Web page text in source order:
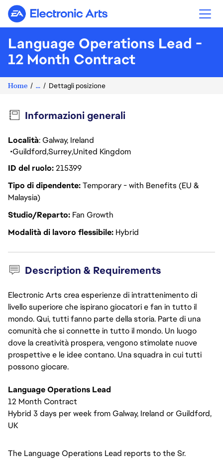
Electronic Arts
Language Operations Lead -
12 Month Contract
Home ... Dettagli posizione
Informazioni generali
Località: Galway, Ireland
GuildfordSurreyUnited Kingdom
ID del ruolo215399
Tipo di dipendenteTemporary - with Benefits (EU &
Malaysia)
Studio/Reparto Fan Growth
Modalità di lavoro flessibile Hybrid
Description & Requirements
Electronic Arts crea esperienze di intrattenimento di
livello superiore che ispirano giocatori e fan in tutto il
mondo. Qui, tutti fanno parte della storia. Parte di una
comunità che si connette in tutto il mondo. Un luogo
dove la creatività prospera, vengono stimolate nuove
prospettive e le idee contano. Una squadra in cui tutti
possono giocare.
Language Operations Lead
12 Month Contract
Hybrid 3 days per week from Galway, Ireland or Guildford,
UK
The Language Operations Lead reports to the Sr.